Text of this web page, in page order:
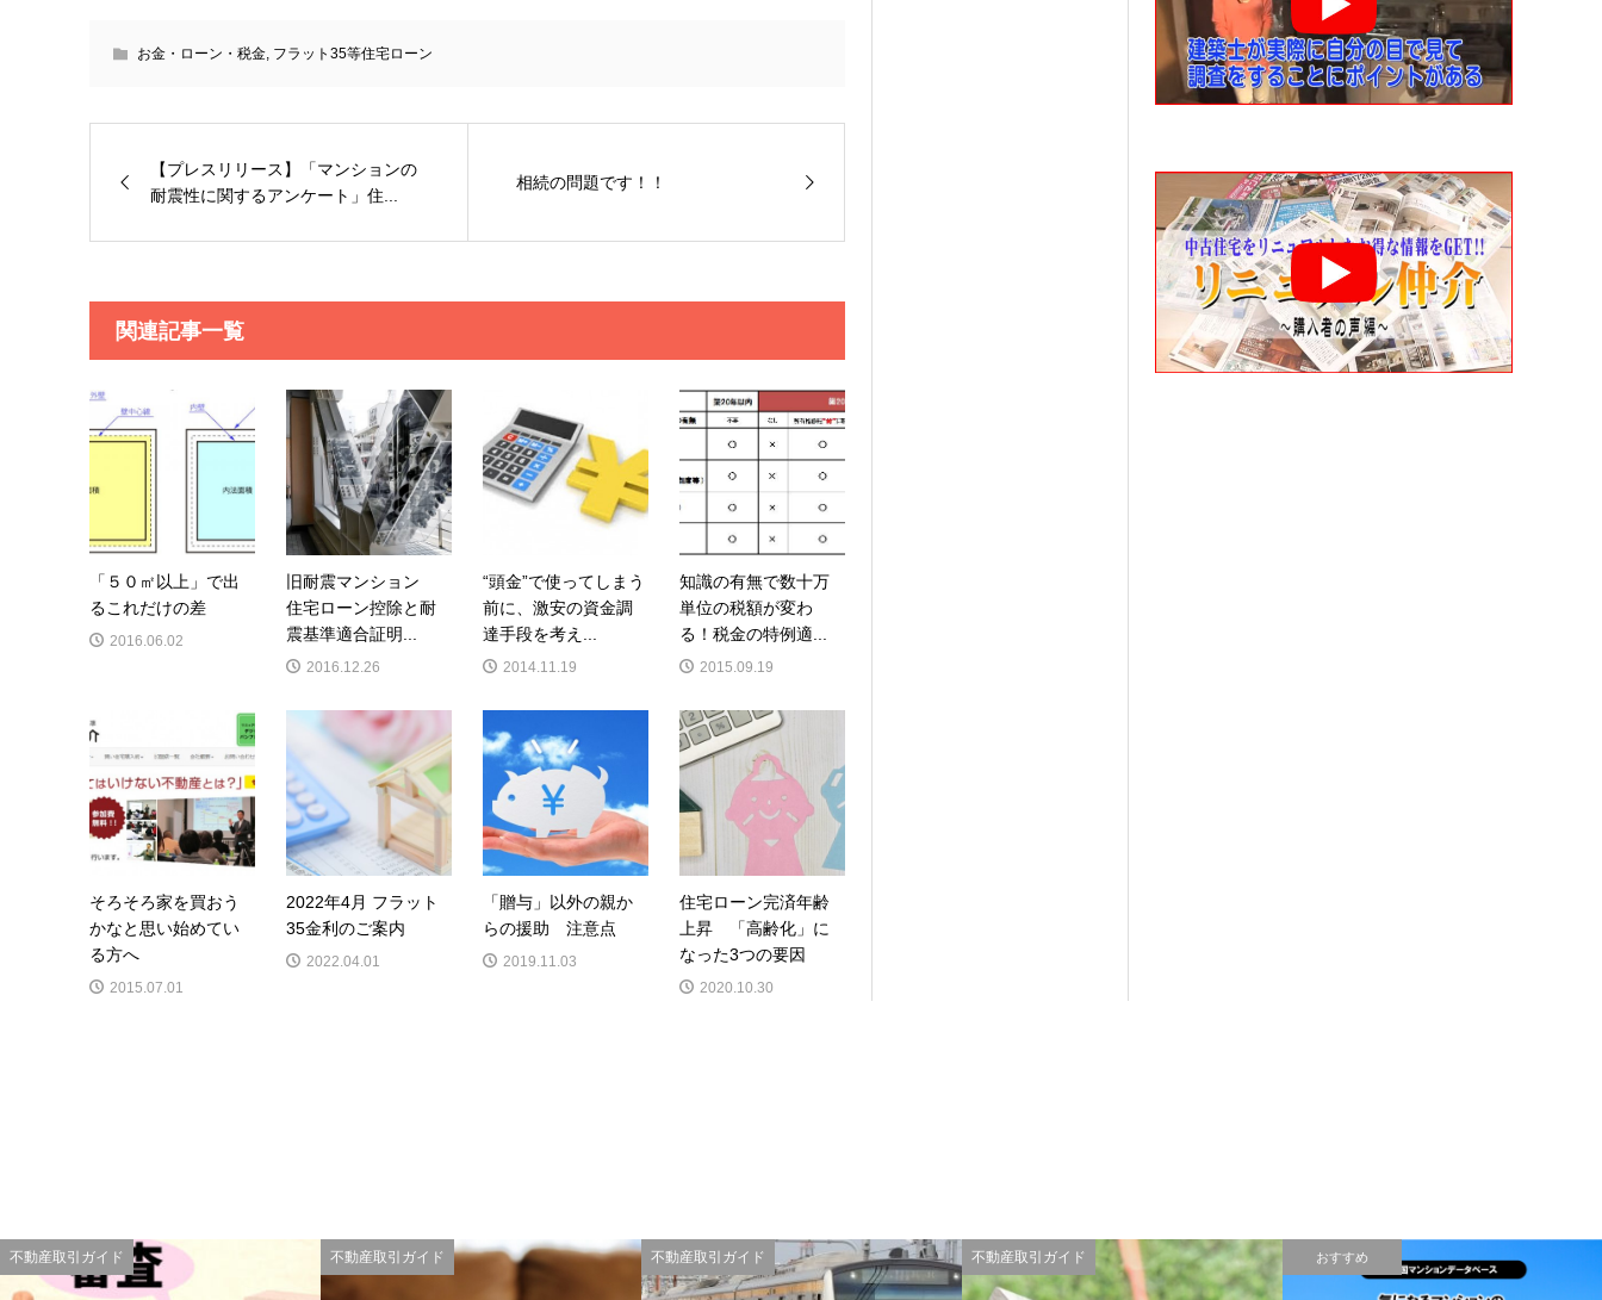
お金・ローン・税金, フラット35等住宅ローン
【プレスリリース】「マンションの
耐震性に関するアンケート」住...
相続の問題です！！
関連記事一覧
「５０㎡以上」で出
るこれだけの差
2016.06.02
旧耐震マンション
住宅ローン控除と耐
震基準適合証明...
2016.12.26
“頭金”で使ってしまう
前に、激安の資金調
達手段を考え...
2014.11.19
知識の有無で数十万
単位の税額が変わ
る！税金の特例適...
2015.09.19
そろそろ家を買おう
かなと思い始めてい
る方へ
2015.07.01
2022年4月 フラット
35金利のご案内
2022.04.01
「贈与」以外の親か
らの援助 注意点
2019.11.03
住宅ローン完済年齢
上昇 「高齢化」に
なった3つの要因
2020.10.30
不動産取引ガイド 不動産取引ガイド 不動産取引ガイド 不動産取引ガイド おすすめ